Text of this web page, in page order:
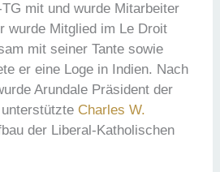
mit und wurde Mitarbeiter
wurde Mitglied im Le Droit
mit seiner Tante sowie
er eine Loge in Indien. Nach
Arundale Präsident der
Charles W.
der Liberal-Katholischen